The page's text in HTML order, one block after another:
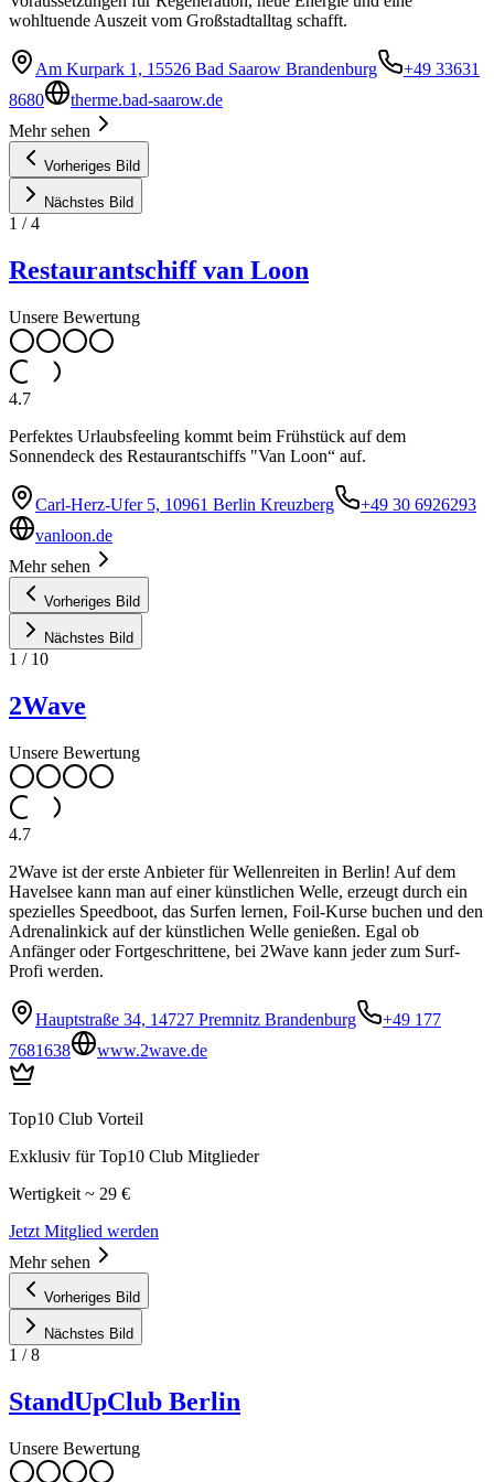
wohltuende Auszeit vom Großstadtalltag schafft.
Am Kurpark 1, 15526 Bad Saarow Brandenburg
+49 33631
8680
therme.bad-saarow.de
Mehr sehen
Vorheriges Bild
Nächstes Bild
1 /4
Restaurantschiff van Loon
Unsere Bewertung
4.7
Perfektes Urlaubsfeeling kommt beim Frühstück auf dem
Sonnendeck des Restaurantschiffs "Van Loon“ auf.
Carl-Herz-Ufer 5, 10961 Berlin Kreuzberg
+49 30 6926293
vanloon.de
Mehr sehen
Vorheriges Bild
Nächstes Bild
1 / 10
2Wave
Unsere Bewertung
4.7
2Wave ist der erste Anbieter für Wellenreiten in Berlin! Auf dem
Havelsee kann man auf einer künstlichen Welle, erzeugt durch ein
spezielles Speedboot, das Surfen lernen, Foil-Kurse buchen und den
Adrenalinkick auf der künstlichen Welle genießen. Egal ob
Anfänger oder Fortgeschrittene, bei 2Wave kann jeder zum Surf-
Profi werden.
Hauptstraße 34, 14727 Premnitz Brandenburg
+49 177
7681638
www.2wave.de
Top10 Club Vorteil
Exklusiv für Top10 Club Mitglieder
Wertigkeit ~ 29 €
Jetzt Mitglied werden
Mehr sehen
Vorheriges Bild
Nächstes Bild
1 /8
StandUpClub Berlin
Unsere Bewertung